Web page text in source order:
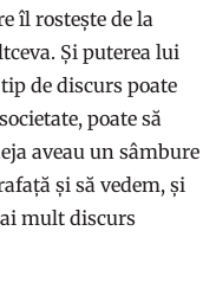
îl rostește de la
Și puterea lui
de discurs poate
poate să
aveau un sâmbure
și să vedem, și
mult discurs